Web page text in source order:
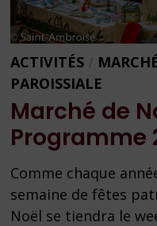
ACTIVITÉS
PAROISSIALE
Marché de
Programme
Comme chaque
semaine de fêtes
Noël se tiendra le